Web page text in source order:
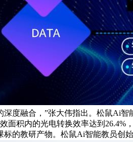
深度融合，”张大伟指出。松鼠Ai
面积内的光电转换效率达到
的教研产物。松鼠Ai智能教员创